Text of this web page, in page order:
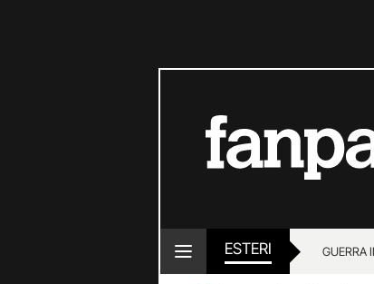
ESTERI GUERRA